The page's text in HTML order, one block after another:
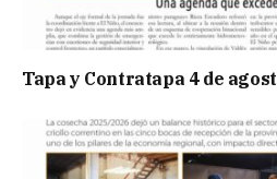
Tapa y Contratapa 4 de